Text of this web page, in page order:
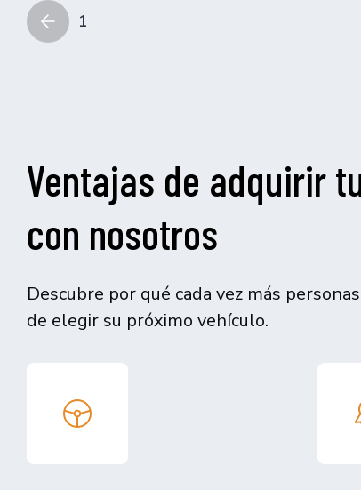
1
Ventajas de adquirir
con nosotros
Descubre por qué cada vez más
de elegir su próximo vehículo.